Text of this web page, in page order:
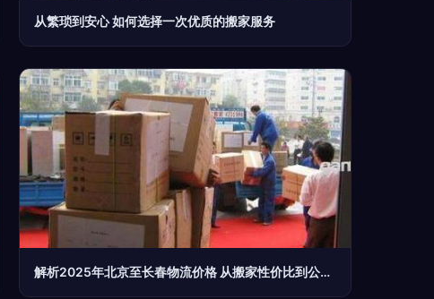
从繁琐到安心 如何选择一次优质的搬家服务
解析2025年北京至长春物流价格 从搬家性价比到公司查询全攻略